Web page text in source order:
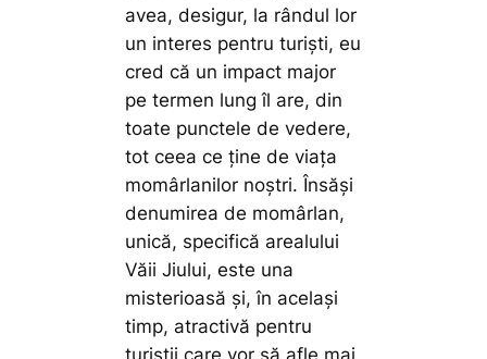
avea, desigur, la rândul lor
un interes pentru turiști, eu
cred că un impact major
pe termen lung îl are, din
toate punctele de vedere,
tot ceea ce ține de viața
momârlanilor noștri. Însăși
denumirea de momârlan,
unică, specifică arealului
Văii Jiului, este una
misterioasă și, în același
timp, atractivă pentru